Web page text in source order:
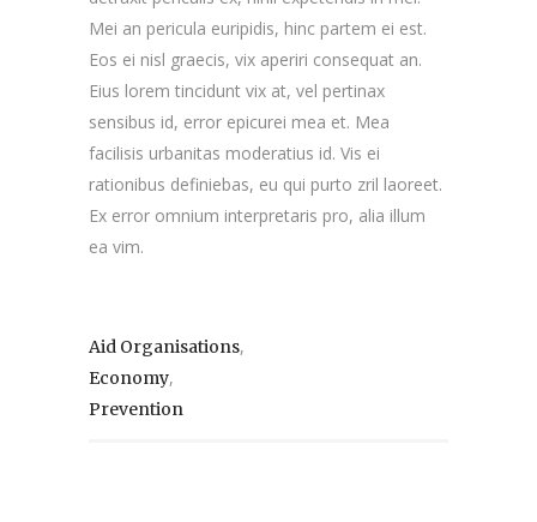
Mei an pericula euripidis, hinc partem ei est.
Eos ei nisl graecis, vix aperiri consequat an.
Eius lorem tincidunt vix at, vel pertinax
sensibus id, error epicurei mea et. Mea
facilisis urbanitas moderatius id. Vis ei
rationibus definiebas, eu qui purto zril laoreet.
Ex error omnium interpretaris pro, alia illum
ea vim.
Aid Organisations,
Economy,
Prevention